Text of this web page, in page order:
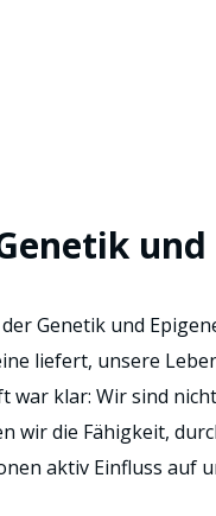
Genetik und
liefert, unsere
war klar: Wir sind
wir die Fähigkeit,
aktiv Einfluss auf